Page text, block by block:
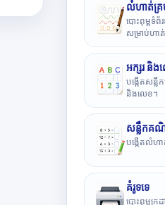
លំហាត់គ្រ
បោះពុម្ពទំព័
សម្រាប់ហាត់
អក្សរ និង
បង្កើតសន្លឹ
និងលេខ។
សន្លឹកគ
បង្កើតលំហ
គំរូទទេ
បោះពុម្ពក្រ